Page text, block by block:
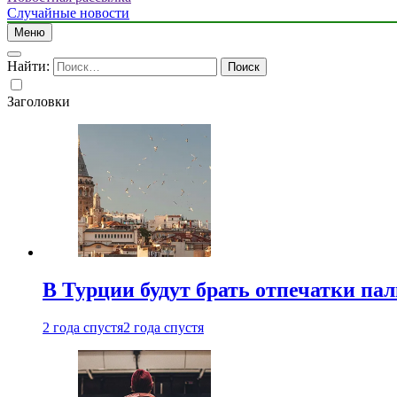
Случайные новости
Меню
Найти:
Заголовки
В Турции будут брать отпечатки
2 года спустя2 года спустя